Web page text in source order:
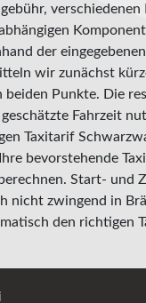
der
wir zunächst
beiden Punkte. Die
Fahrzeit
Taxitarif
bevorstehende
Start- und
nicht zwingend in
den richtigen